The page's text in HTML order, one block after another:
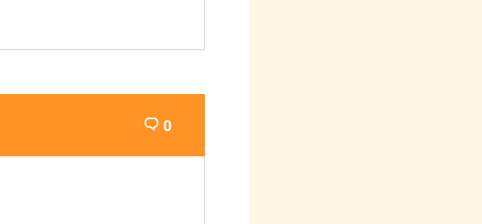
 0